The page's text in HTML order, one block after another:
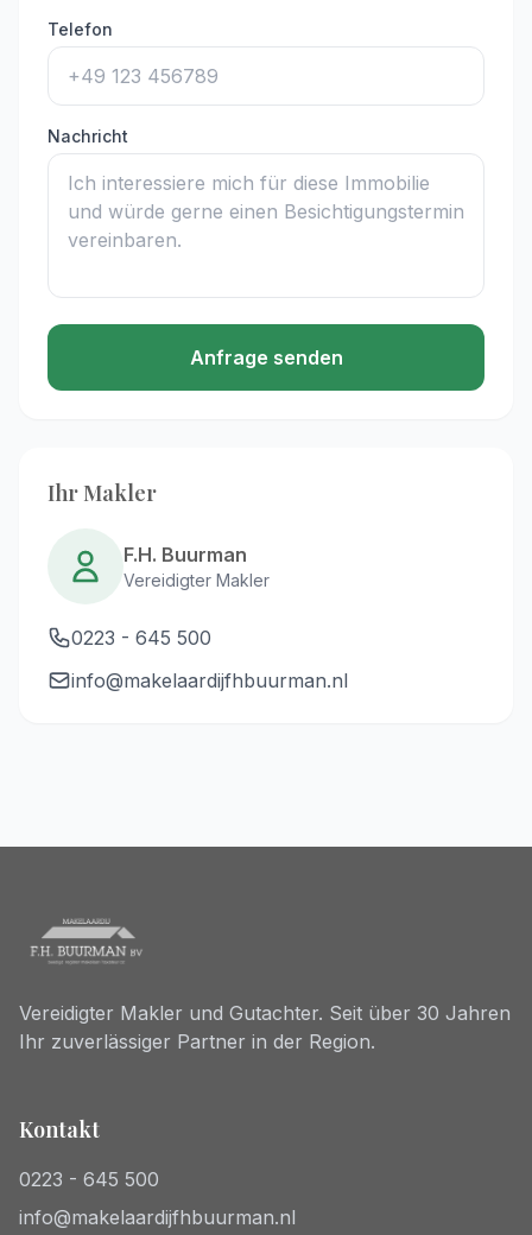
Telefon
Nachricht
Anfrage senden
Ihr Makler
F.H. Buurman
Vereidigter Makler
0223 - 645 500
info@makelaardijfhbuurman.nl
Vereidigter Makler und Gutachter. Seit über 30 Jahren
Ihr zuverlässiger Partner in der Region.
Kontakt
0223 - 645 500
info@makelaardijfhbuurman.nl